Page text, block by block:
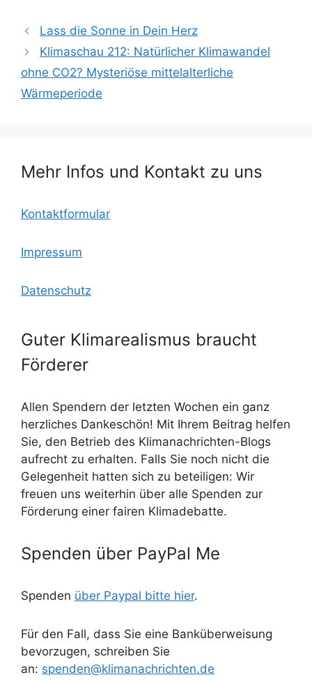
c
e
b
o
itt
er
ai
l
lo
o
k.
at
s
A
le
n
Lass die Sonne in Dein Herz
Klimaschau 212: Natürlicher Klimawandel
ohne CO2? Mysteriöse mittelalterliche
Wärmeperiode
Mehr Infos und Kontakt zu uns
Kontaktformular
Impressum
Datenschutz
Guter Klimarealismus braucht
Förderer
Allen Spendern der letzten Wochen ein ganz
herzliches Dankeschön! Mit Ihrem Beitrag helfen
Sie, den Betrieb des Klimanachrichten-Blogs
aufrecht zu erhalten. Falls Sie noch nicht die
Gelegenheit hatten sich zu beteiligen: Wir
freuen uns weiterhin über alle Spenden zur
Förderung einer fairen Klimadebatte.
Spenden über PayPal Me
Spenden über Paypal bitte hier.
Für den Fall, dass Sie eine Banküberweisung
bevorzugen, schreiben Sie
an: spenden@klimanachrichten.de